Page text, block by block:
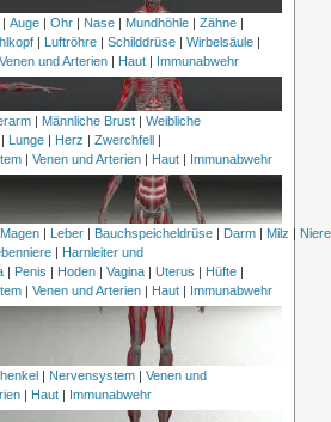
Auge| Ohr| Nase| Mundhöhle| Zähne|
| Luftröhre| Schilddrüse| Wirbelsäule|
Venen und Arterien | Haut | Immunabwehr
| Männliche Brust| Weibliche
Lunge| Herz | Zwerchfell|
| Venen und Arterien | Haut | Immunabwehr
Magen| Leber| Bauchspeicheldrüse| Darm| Milz |
| Harnleiter und
| Penis | Hoden| Vagina| Uterus | Hüfte|
| Venen und Arterien | Haut | Immunabwehr
Nervensystem
Venen und
Haut Immunabwehr